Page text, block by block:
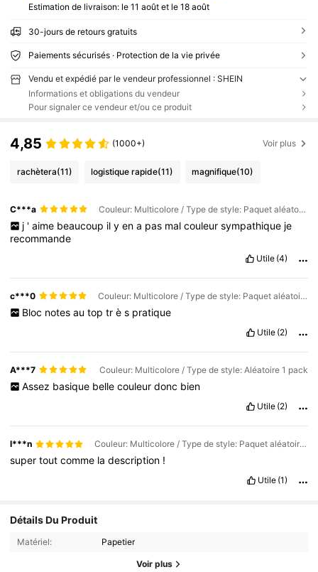
Estimation de livraison: le 11 août et le 18 août
30-jours de retours gratuits
Paiements sécurisés · Protection de la vie privée
Vendu et expédié par le vendeur professionnel : SHEIN
Informations et obligations du vendeur
Pour signaler ce vendeur et/ou ce produit
4,85 (1000+) Voir plus
rachètera(11) logistique rapide(11) magnifique(10)
C***a Couleur: Multicolore / Type de style: Paquet aléatoire de 5
j ' aime beaucoup il y en a pas mal couleur sympathique je
recommande
Utile (4)
c***0 Couleur: Multicolore / Type de style: Paquet aléatoire de 5
Bloc notes au top tr è s pratique
Utile (2)
A***7 Couleur: Multicolore / Type de style: Aléatoire 1 pack
Assez basique belle couleur donc bien
Utile (2)
l***n Couleur: Multicolore / Type de style: Paquet aléatoire de 5
supertoutcomme ladescription !
Utile (1)
Détails Du Produit
Matériel: Papetier
Voir plus